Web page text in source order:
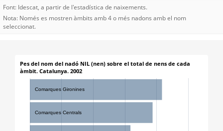
Font: Idescat, a partir de l'estadística de naixements.
Nota: Només es mostren àmbits amb 4 o més nadons amb el nom
seleccionat.